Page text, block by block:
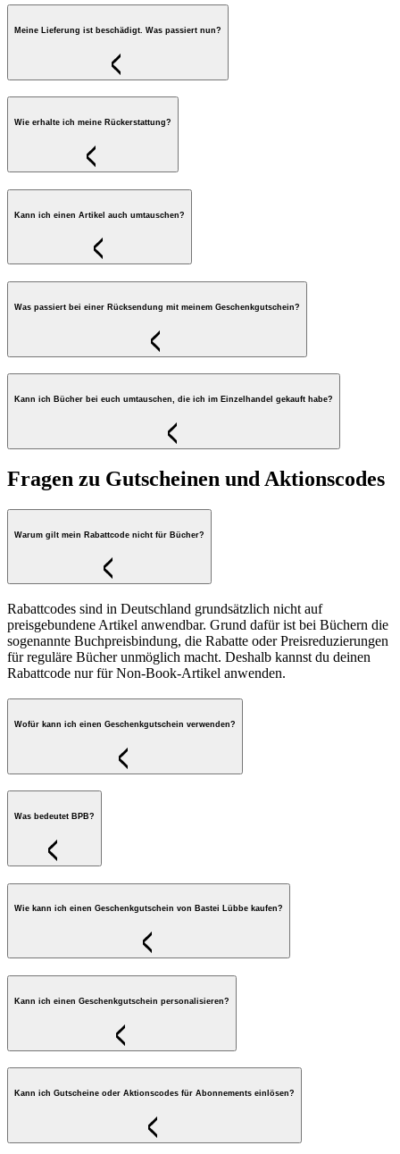
Meine Lieferung ist beschädigt. Was passiert nun?
Wie erhalte ich meine Rückerstattung?
Kann ich einen Artikel auch umtauschen?
Was passiert bei einer Rücksendung mit meinem Geschenkgutschein?
Kann ich Bücher bei euch umtauschen, die ich im Einzelhandel gekauft habe?
Fragen zu Gutscheinen und Aktionscodes
Warum gilt mein Rabattcode nicht für Bücher?
Rabattcodes sind in Deutschland grundsätzlich nicht auf
preisgebundene Artikel anwendbar. Grund dafür ist bei Büchern die
sogenannte Buchpreisbindung, die Rabatte oder Preisreduzierungen
für reguläre Bücher unmöglich macht. Deshalb kannst du deinen
Rabattcode nur für Non-Book-Artikel anwenden.
Wofür kann ich einen Geschenkgutschein verwenden?
Was bedeutet BPB?
Wie kann ich einen Geschenkgutschein von Bastei Lübbe kaufen?
Kann ich einen Geschenkgutschein personalisieren?
Kann ich Gutscheine oder Aktionscodes für Abonnements einlösen?